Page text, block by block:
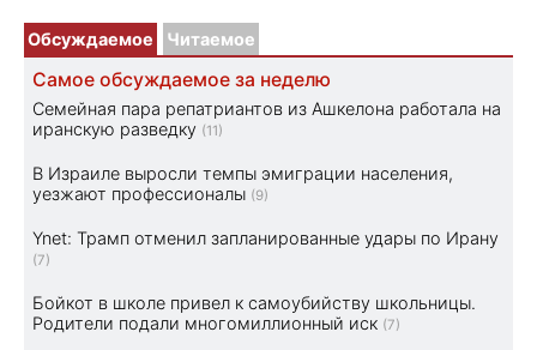
Обсуждаемое Читаемое
Самое обсуждаемое за неделю
Семейная пара репатриантов из Ашкелона работала на
иранскую разведку (11)
В Израиле выросли темпы эмиграции населения,
уезжают профессионалы (9)
Ynet: Трамп отменил запланированные удары по Ирану
(7)
Бойкот в школе привел к самоубийству школьницы.
Родители подали многомиллионный иск (7)